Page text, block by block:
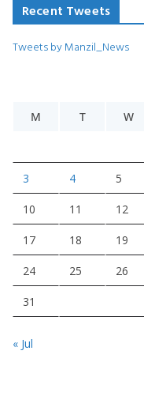
Recent Tweets
Tweets by Manzil_News
M
T W
3 4 5
10 11 12
17 18 19
24 25 26
31
« Jul